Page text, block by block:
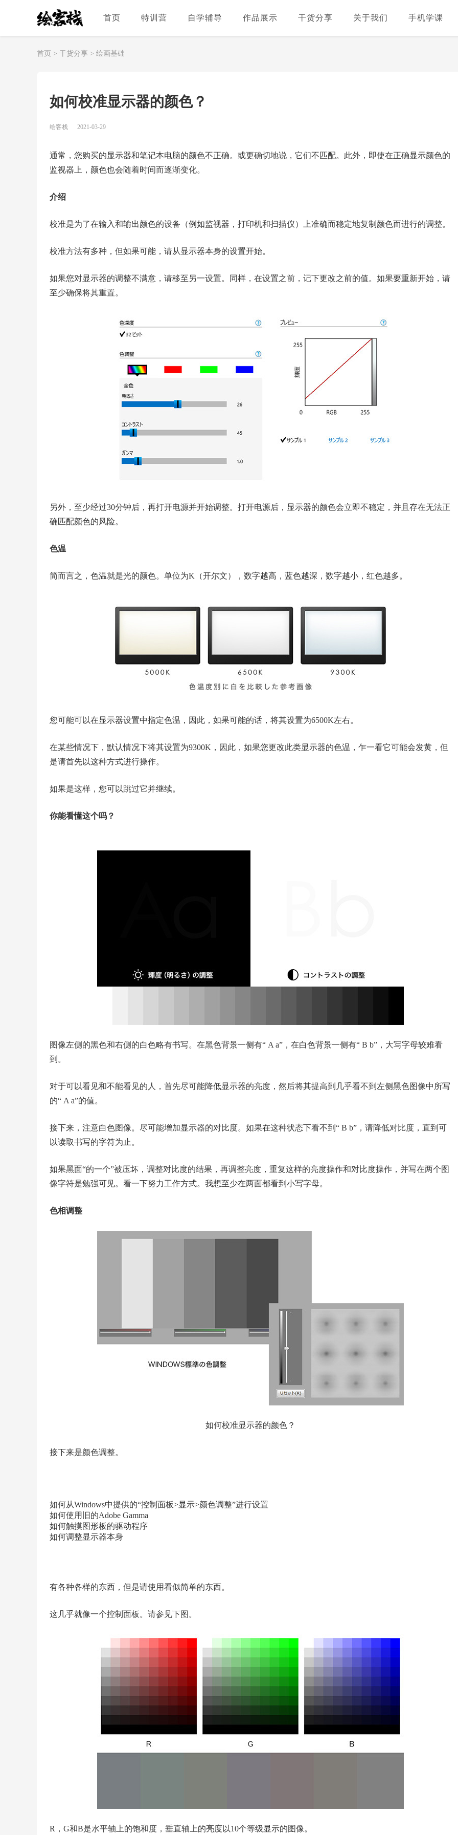
首页 特训营 自学辅导 作品展示 干货分享 关于我们 手机学课
首页 > 干货分享 > 绘画基础
如何校准显示器的颜色？
绘客栈 2021-03-29
通常，您购买的显示器和笔记本电脑的颜色不正确。或更确切地说，它们不匹配。此外，即使在正确显示颜色的
监视器上，颜色也会随着时间而逐渐变化。
介绍
校准是为了在输入和输出颜色的设备（例如监视器，打印机和扫描仪）上准确而稳定地复制颜色而进行的调整。
校准方法有多种，但如果可能，请从显示器本身的设置开始。
如果您对显示器的调整不满意，请移至另一设置。同样，在设置之前，记下更改之前的值。如果要重新开始，请
至少确保将其重置。
另外，至少经过30分钟后，再打开电源并开始调整。打开电源后，显示器的颜色会立即不稳定，并且存在无法正
确匹配颜色的风险。
色温
简而言之，色温就是光的颜色。单位为K（开尔文），数字越高，蓝色越深，数字越小，红色越多。
您可能可以在显示器设置中指定色温，因此，如果可能的话，将其设置为6500K左右。
在某些情况下，默认情况下将其设置为9300K，因此，如果您更改此类显示器的色温，乍一看它可能会发黄，但
是请首先以这种方式进行操作。
如果是这样，您可以跳过它并继续。
你能看懂这个吗？
图像左侧的黑色和右侧的白色略有书写。在黑色背景一侧有“ A a”，在白色背景一侧有“ B b”，大写字母较难看
到。
对于可以看见和不能看见的人，首先尽可能降低显示器的亮度，然后将其提高到几乎看不到左侧黑色图像中所写
的“ A a”的值。
接下来，注意白色图像。尽可能增加显示器的对比度。如果在这种状态下看不到“ B b”，请降低对比度，直到可
以读取书写的字符为止。
如果黑面“的一个”被压坏，调整对比度的结果，再调整亮度，重复这样的亮度操作和对比度操作，并写在两个图
像字符是勉强可见。看一下努力工作方式。我想至少在两面都看到小写字母。
色相调整
如何校准显示器的颜色？
接下来是颜色调整。
如何从Windows中提供的“控制面板>显示>颜色调整”进行设置
如何使用旧的Adobe Gamma
如何触摸图形板的驱动程序
如何调整显示器本身
有各种各样的东西，但是请使用看似简单的东西。
这几乎就像一个控制面板。请参见下图。
R，G和B是水平轴上的饱和度，垂直轴上的亮度以10个等级显示的图像。